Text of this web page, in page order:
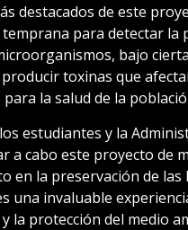
destacados de este
para detectar la
bajo
toxinas que
la salud de la
estudiantes y la
a cabo este proyecto de
en la preservación de
una invaluable
la protección del medio